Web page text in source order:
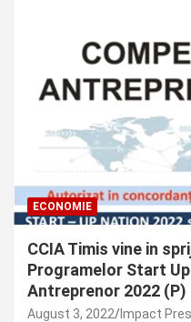
ECONOMIE
CCIA Timis vine in
Programelor Start
Antreprenor 2022 (P)
August 3, 2022 Impact